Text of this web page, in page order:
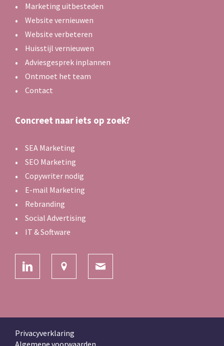
Marketing uitbesteden
Website vernieuwen
Website verbeteren
Huisstijl vernieuwen
Adviesgesprek inplannen
Ontmoet het team
Contact
Concreet naar iets op zoek?
SEA Marketing
SEO Marketing
Copywriter nodig
E-mail Marketing
Rebranding
Social Advertising
IT & Software
Privacyverklaring
Algemene voorwaarden